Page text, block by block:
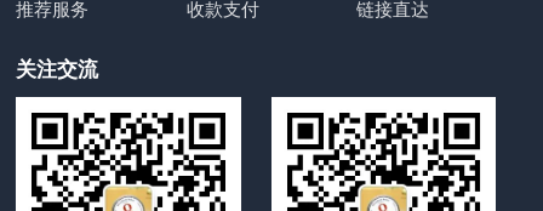
推荐服务
收款支付 链接直达
关注交流